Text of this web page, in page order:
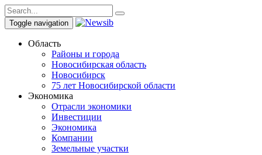
Toggle navigation
Область
Районы и города
Новосибирская область
Новосибирск
75 лет Новосибирской области
Экономика
Отрасли экономики
Инвестиции
Экономика
Компании
Земельные участки